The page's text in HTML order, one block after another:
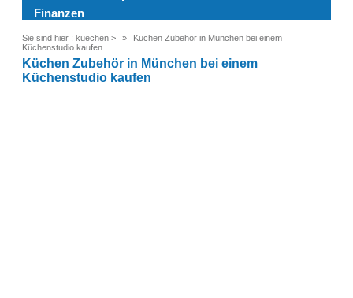
Finanzen
Sie sind hier : kuechen >
Küchen Zubehör in München bei einem
Küchenstudio kaufen
Küchen Zubehör in München bei einem
Küchenstudio kaufen